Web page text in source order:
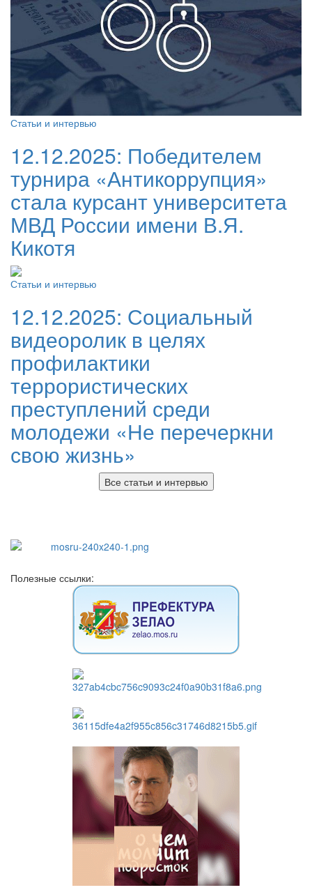
Статьи и интервью
12.12.2025: Победителем
турнира «Антикоррупция»
стала курсант университета
МВД России имени В.Я.
Кикотя
Статьи и интервью
12.12.2025: Социальный
видеоролик в целях
профилактики
террористических
преступлений среди
молодежи «Не перечеркни
свою жизнь»
Все статьи и интервью
Полезные ссылки: